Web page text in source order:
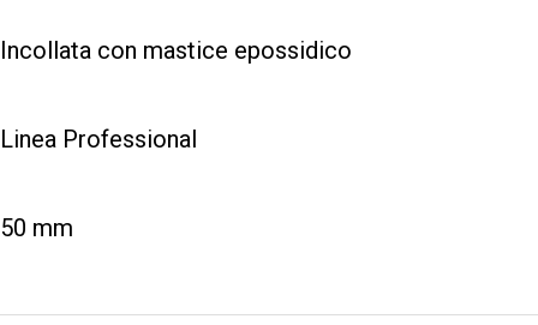
Incollata con mastice epossidico
Linea Professional
50 mm